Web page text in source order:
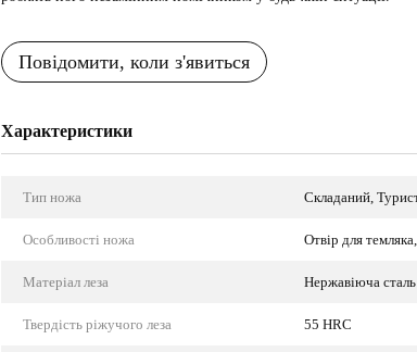
Повідомити, коли з'явиться
Характеристики
Тип ножа Складаний,
Особливості ножа Отвір для
Матеріал леза Нержавіюча сталь
Твердість ріжучого леза 55 HRC